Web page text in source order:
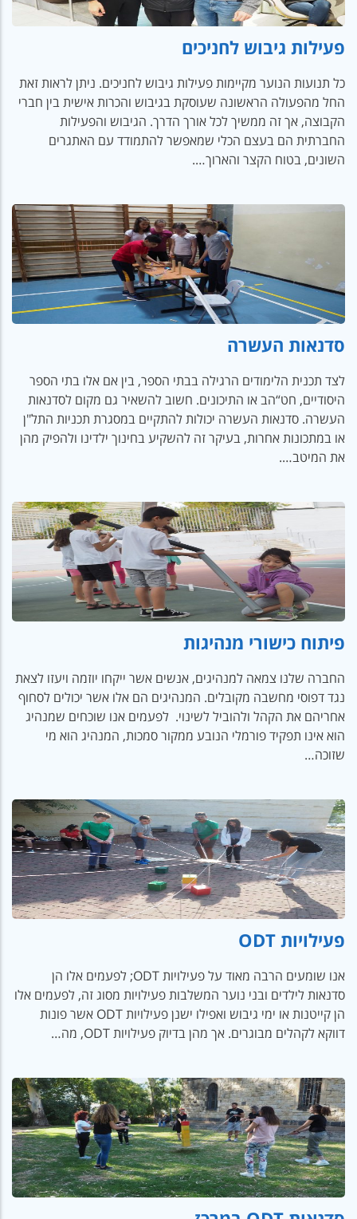
פעילות גיבוש לחניכים
כל תנועות הנוער מקיימות פעילות גיבוש לחניכים. ניתן לראות זאת
החל מהפעולה הראשונה שעוסקת בגיבוש והכרות אישית בין חברי
הקבוצה, אך זה ממשיך לכל אורך הדרך. הגיבוש והפעילות
החברתית הם בעצם הכלי שמאפשר להתמודד עם האתגרים
השונים, בטוח הקצר והארוך….
סדנאות העשרה
לצד תכנית הלימודים הרגילה בבתי הספר, בין אם אלו בתי הספר
היסודיים, חט“הב או התיכונים. חשוב להשאיר גם מקום לסדנאות
העשרה. סדנאות העשרה יכולות להתקיים במסגרת תכניות התל"ן
או במתכונות אחרות, בעיקר זה להשקיע בחינוך ילדינו ולהפיק מהן
את המיטב….
פיתוח כישורי מנהיגות
החברה שלנו צמאה למנהיגים, אנשים אשר ייקחו יוזמה ויעזו לצאת
נגד דפוסי מחשבה מקובלים. המנהיגים הם אלו אשר יכולים לסחוף
אחריהם את הקהל ולהוביל לשינוי. לפעמים אנו שוכחים שמנהיג
הוא אינו תפקיד פורמלי הנובע ממקור סמכות, המנהיג הוא מי
שזוכה…
פעילויות ODT
אנו שומעים הרבה מאוד על פעילויות ODT; לפעמים אלו הן
סדנאות לילדים ובני נוער המשלבות פעילויות מסוג זה, לפעמים אלו
הן קייטנות או ימי גיבוש ואפילו ישנן פעילויות ODT אשר פונות
דווקא לקהלים מבוגרים. אך מהן בדיוק פעילויות ODT, מה…